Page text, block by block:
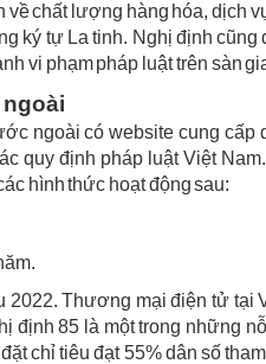
về chất lượng hàng hóa, dịch
tự La tinh. Nghị định cũng
vi phạm pháp luật trên sàn
ngoài có website cung cấp
quy định pháp luật Việt
hình thức hoạt động sau:
Thương mại điện tử tại
định 85 là một trong những
chỉ tiêu đạt 55% dân số